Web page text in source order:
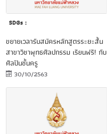
SDGs :
ขยายเวลารับสมัครหลักสูตรระยะสั้น
สาขาวิชาพุทธศิลปกรรม เรียนฟรี! กับ
ศิลปินชั้นครู
30/10/2563